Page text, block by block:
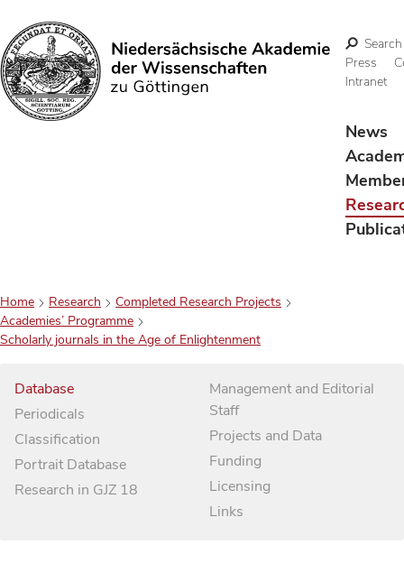
Search
Search
Press
Intranet
News
Home Research
Completed Research Projects
Academies’ Programme
Scholarly journals in the Age of Enlightenment
Database
Periodicals
Classification
Portrait Database
Research in GJZ 18
Management and Editorial
Staff
Projects and Data
Funding
Licensing
Links